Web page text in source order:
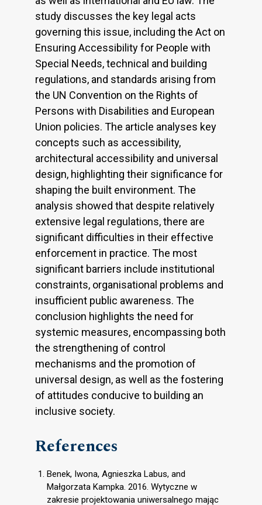
study discusses the key legal acts
governing this issue, including the Act on
Ensuring Accessibility for People with
Special Needs, technical and building
regulations, and standards arising from
the UN Convention on the Rights of
Persons with Disabilities and European
Union policies. The article analyses key
concepts such as accessibility,
architectural accessibility and universal
design, highlighting their significance for
shaping the built environment. The
analysis showed that despite relatively
extensive legal regulations, there are
significant difficulties in their effective
enforcement in practice. The most
significant barriers include institutional
constraints, organisational problems and
insufficient public awareness. The
conclusion highlights the need for
systemic measures, encompassing both
the strengthening of control
mechanisms and the promotion of
universal design, as well as the fostering
of attitudes conducive to building an
inclusive society.
References
Benek, Iwona, Agnieszka Labus, and
Małgorzata Kampka. 2016. Wytyczne w
zakresie projektowania uniwersalnego mając